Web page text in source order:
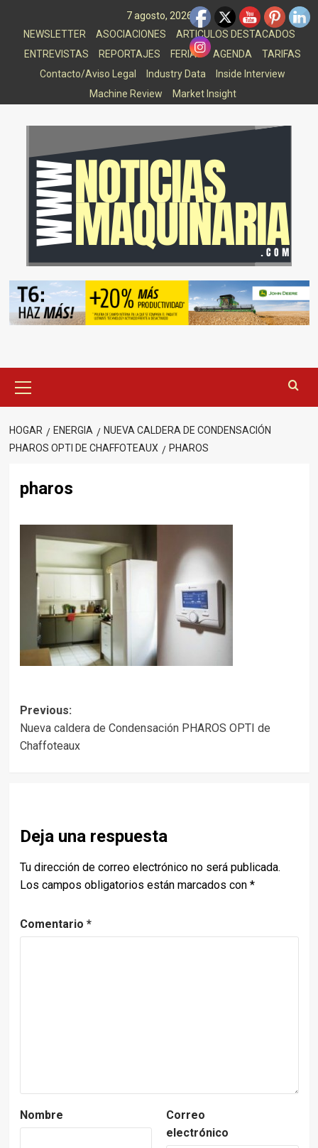
7 agosto, 2026
NEWSLETTER
ASOCIACIONES
ARTICULOS DESTACADOS
ENTREVISTAS
REPORTAJES FERIAS AGENDA
TARIFAS
Contacto/Aviso Legal
Industry Data
Inside Interview
Machine Review
Market Insight
principal
HOGAR ENERGIA
NUEVA CALDERA DE CONDENSACIÓN
PHAROS OPTI DE CHAFFOTEAUX
PHAROS
pharos
Post
navigation
Previous:
Nueva caldera de Condensación PHAROS OPTI de
Chaffoteaux
Deja una respuesta
Tu dirección de correo electrónico no será publicada.
Los campos obligatorios están marcados con *
Comentario *
Nombre
Correo
electrónico